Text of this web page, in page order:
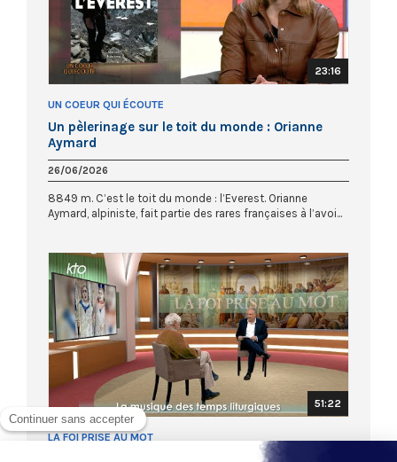
23:16
UN COEUR QUI ÉCOUTE
Un pèlerinage sur le toit du monde : Orianne
Aymard
26/06/2026
8849 m. C’est le toit du monde : l’Everest. Orianne
Aymard, alpiniste, fait partie des rares françaises à l’avoi...
51:22
LA FOI PRISE AU MOT